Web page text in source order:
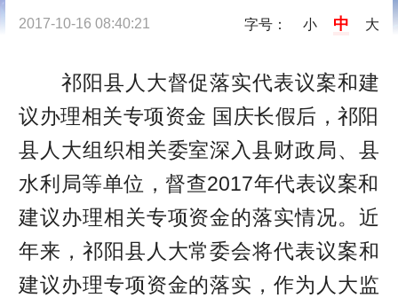
2017-10-16 08:40:21 字号： 小 中 大
祁阳县人大督促落实代表议案和建
议办理相关专项资金 国庆长假后，祁阳
县人大组织相关委室深入县财政局、县
水利局等单位，督查2017年代表议案和
建议办理相关专项资金的落实情况。近
年来，祁阳县人大常委会将代表议案和
建议办理专项资金的落实，作为人大监